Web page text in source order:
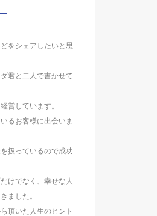
をシェアしたいと思
君と二人で書かせて
営しています。
るお客様に出会いま
扱っているので成功
けでなく、幸せな人
ました。
頂いた人生のヒント